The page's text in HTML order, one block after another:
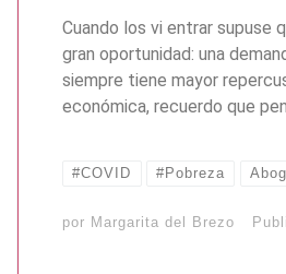
Cuando los vi entrar supuse
gran oportunidad: una
siempre tiene mayor
económica, recuerdo que
#COVID #Pobreza
por Margarita del Brezo